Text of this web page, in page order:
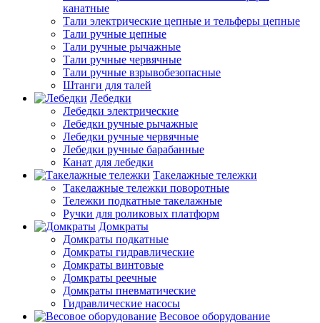
канатные
Тали электрические цепные и тельферы цепные
Тали ручные цепные
Тали ручные рычажные
Тали ручные червячные
Тали ручные взрывобезопасные
Штанги для талей
Лебедки
Лебедки электрические
Лебедки ручные рычажные
Лебедки ручные червячные
Лебедки ручные барабанные
Канат для лебедки
Такелажные тележки
Такелажные тележки поворотные
Тележки подкатные такелажные
Ручки для роликовых платформ
Домкраты
Домкраты подкатные
Домкраты гидравлические
Домкраты винтовые
Домкраты реечные
Домкраты пневматические
Гидравлические насосы
Весовое оборудование